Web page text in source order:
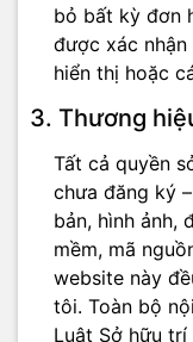
bỏ bất kỳ đơn
được xác nhận
hiển thị hoặc
3. Thương
Tất cả quyền
chưa đăng ký
bản, hình ảnh,
mềm, mã
website này
tôi. Toàn bộ
Luật Sở hữu